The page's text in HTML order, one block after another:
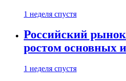
1 неделя спустя
Российский
ростом основных
1 неделя спустя